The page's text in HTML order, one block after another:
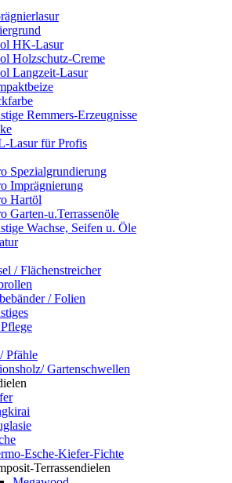
HK-Lasur
Holzschutz-Creme
Langzeit-Lasur
Remmers-Erzeugnisse
Lasur für Profis
Spezialgrundierung
Imprägnierung
Hartöl
Garten-u.Terrassenöle
Wachse, Seifen u. Öle
/ Flächenstreicher
/ Folien
Pfähle
Gartenschwellen
Esche-Kiefer-Fichte
Terrassendielen